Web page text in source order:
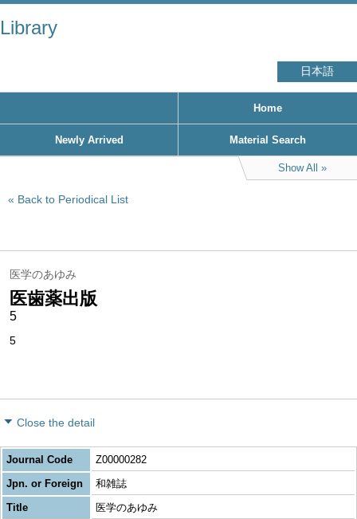
Library
日本語
Home
Newly Arrived Material Search
Show All
Back to Periodical List
医学のあゆみ
医歯薬出版
5
5
Close the detail
Journal Code
Z00000282
Jpn. or Foreign
和雑誌
Title
医学のあゆみ